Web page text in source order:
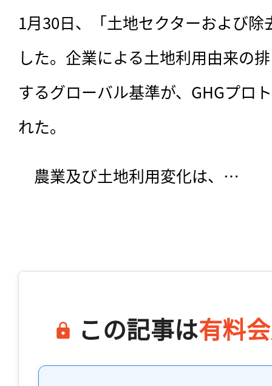
1月30日、「土地セクターおよび除
した。企業による土地利用由来の
するグローバル基準が、GHGプロ
れた。
農業及び土地利用変化は、…
この記事は有料